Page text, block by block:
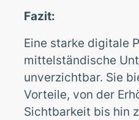
Fazit:
Eine starke digitale
mittelständische
unverzichtbar. Sie
Vorteile, von der
Sichtbarkeit bis hin